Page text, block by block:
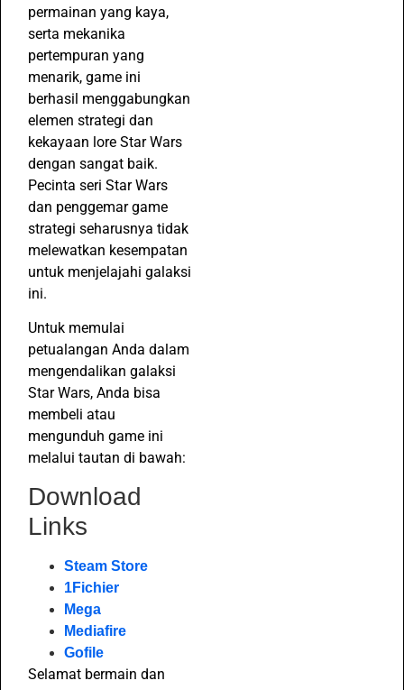
permainan yang kaya,
serta mekanika
pertempuran yang
menarik, game ini
berhasil menggabungkan
elemen strategi dan
kekayaan lore Star Wars
dengan sangat baik.
Pecinta seri Star Wars
dan penggemar game
strategi seharusnya tidak
melewatkan kesempatan
untuk menjelajahi galaksi
ini.
Untuk memulai
petualangan Anda dalam
mengendalikan galaksi
Star Wars, Anda bisa
membeli atau
mengunduh game ini
melalui tautan di bawah:
Download
Links
Steam Store
1Fichier
Mega
Mediafire
Gofile
Selamat bermain dan